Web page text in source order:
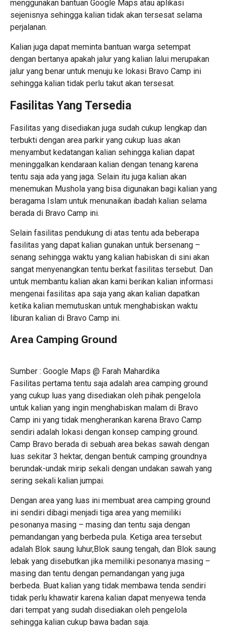
menggunakan bantuan Google Maps atau aplikasi
sejenisnya sehingga kalian tidak akan tersesat selama
perjalanan.
Kalian juga dapat meminta bantuan warga setempat
dengan bertanya apakah jalur yang kalian lalui merupakan
jalur yang benar untuk menuju ke lokasi Bravo Camp ini
sehingga kalian tidak perlu takut akan tersesat.
Fasilitas Yang Tersedia
Fasilitas yang disediakan juga sudah cukup lengkap dan
terbukti dengan area parkir yang cukup luas akan
menyambut kedatangan kalian sehingga kalian dapat
meninggalkan kendaraan kalian dengan tenang karena
tentu saja ada yang jaga. Selain itu juga kalian akan
menemukan Mushola yang bisa digunakan bagi kalian yang
beragama Islam untuk menunaikan ibadah kalian selama
berada di Bravo Camp ini.
Selain fasilitas pendukung di atas tentu ada beberapa
fasilitas yang dapat kalian gunakan untuk bersenang –
senang sehingga waktu yang kalian habiskan di sini akan
sangat menyenangkan tentu berkat fasilitas tersebut. Dan
untuk membantu kalian akan kami berikan kalian informasi
mengenai fasilitas apa saja yang akan kalian dapatkan
ketika kalian memutuskan untuk menghabiskan waktu
liburan kalian di Bravo Camp ini.
Area Camping Ground
Sumber : Google Maps @ Farah Mahardika
Fasilitas pertama tentu saja adalah area camping ground
yang cukup luas yang disediakan oleh pihak pengelola
untuk kalian yang ingin menghabiskan malam di Bravo
Camp ini yang tidak mengherankan karena Bravo Camp
sendiri adalah lokasi dengan konsep camping ground.
Camp Bravo berada di sebuah area bekas sawah dengan
luas sekitar 3 hektar, dengan bentuk camping groundnya
berundak-undak mirip sekali dengan undakan sawah yang
sering sekali kalian jumpai.
Dengan area yang luas ini membuat area camping ground
ini sendiri dibagi menjadi tiga area yang memiliki
pesonanya masing – masing dan tentu saja dengan
pemandangan yang berbeda pula. Ketiga area tersebut
adalah Blok saung luhur,Blok saung tengah, dan Blok saung
lebak yang disebutkan jika memiliki pesonanya masing –
masing dan tentu dengan pemandangan yang juga
berbeda. Buat kalian yang tidak membawa tenda sendiri
tidak perlu khawatir karena kalian dapat menyewa tenda
dari tempat yang sudah disediakan oleh pengelola
sehingga kalian cukup bawa badan saja.